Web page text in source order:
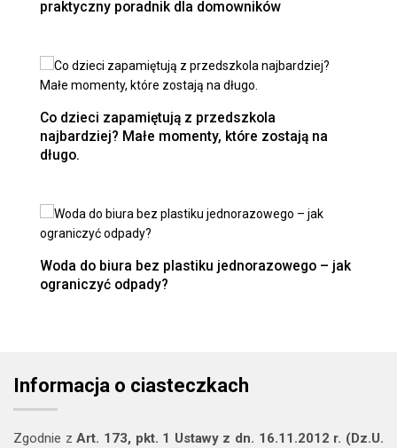
praktyczny poradnik dla domowników
Co dzieci zapamiętują z przedszkola
najbardziej? Małe momenty, które zostają na
długo.
Woda do biura bez plastiku jednorazowego – jak
ograniczyć odpady?
Informacja o ciasteczkach
Zgodnie zArt. 173, pkt. 1 Ustawy z dn. 16.11.2012 r. (Dz.U.